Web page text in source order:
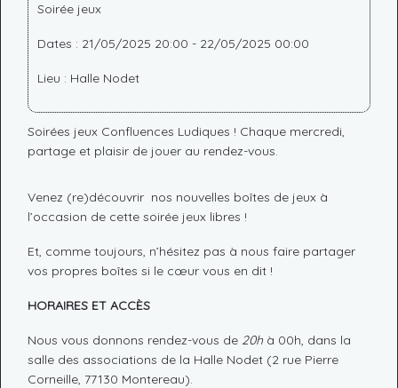
Soirée jeux
Dates : 21/05/2025 20:00 - 22/05/2025 00:00
Lieu : Halle Nodet
Soirées jeux Confluences Ludiques ! Chaque mercredi,
partage et plaisir de jouer au rendez-vous.
Venez (re)découvrir nos nouvelles boîtes de jeux à
l’occasion de cette soirée jeux libres !
Et, comme toujours, n’hésitez pas à nous faire partager
vos propres boîtes si le cœur vous en dit !
HORAIRES ET ACCÈS
Nous vous donnons rendez-vous de 20h à 00h, dans la
salle des associations de la Halle Nodet (2 rue Pierre
Corneille, 77130 Montereau).